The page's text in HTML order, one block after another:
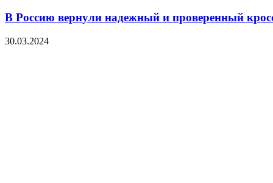
В Россию вернули надежный и проверенный
30.03.2024